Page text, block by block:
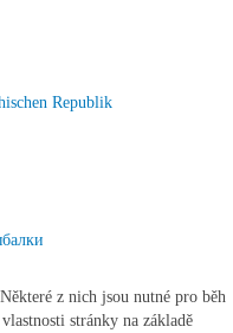
Republik
z nich jsou nutné pro běh
stránky na základě